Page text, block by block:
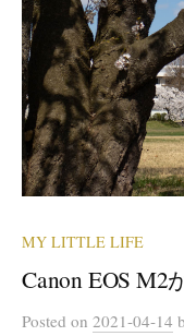
MY LITTLE LIFE
Canon EOS
Posted on 2021-04-14